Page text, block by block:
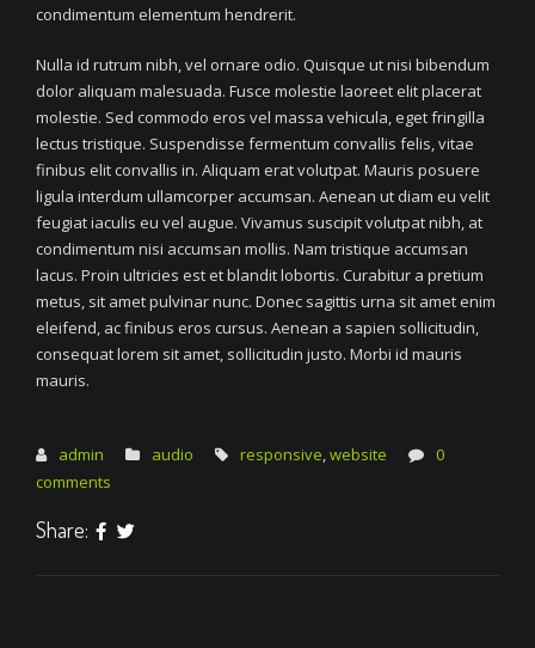
condimentum elementum hendrerit.
Nulla id rutrum nibh, vel ornare odio. Quisque ut nisi bibendum
dolor aliquam malesuada. Fusce molestie laoreet elit placerat
molestie. Sed commodo eros vel massa vehicula, eget fringilla
lectus tristique. Suspendisse fermentum convallis felis, vitae
finibus elit convallis in. Aliquam erat volutpat. Mauris posuere
ligula interdum ullamcorper accumsan. Aenean ut diam eu velit
feugiat iaculis eu vel augue. Vivamus suscipit volutpat nibh, at
condimentum nisi accumsan mollis. Nam tristique accumsan
lacus. Proin ultricies est et blandit lobortis. Curabitur a pretium
metus, sit amet pulvinar nunc. Donec sagittis urna sit amet enim
eleifend, ac finibus eros cursus. Aenean a sapien sollicitudin,
consequat lorem sit amet, sollicitudin justo. Morbi id mauris
mauris.
admin audio responsive,website
0
comments
Share: